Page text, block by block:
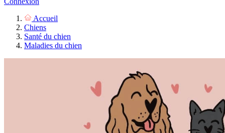
Accueil
Chiens
Santé du chien
Maladies du chien